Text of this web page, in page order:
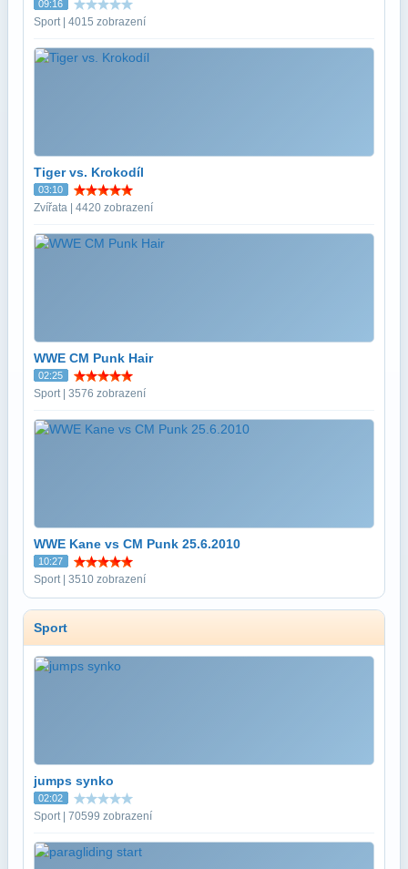
09:16
Sport | 4015 zobrazení
Tiger vs. Krokodíl
03:10
Zvířata | 4420 zobrazení
WWE CM Punk Hair
02:25
Sport | 3576 zobrazení
WWE Kane vs CM Punk 25.6.2010
10:27
Sport | 3510 zobrazení
Sport
jumps synko
02:02
Sport | 70599 zobrazení